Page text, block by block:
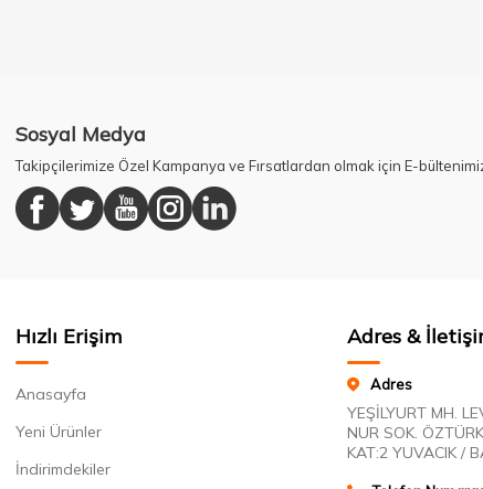
Sosyal Medya
Takipçilerimize Özel Kampanya ve Fırsatlardan olmak için E-
Hızlı Erişim
Anasayfa
Yeni Ürünler
İndirimdekiler
Adres &
Adres
YEŞİLYURT MH.
NUR SOK.
KAT:2 YUVACIK /